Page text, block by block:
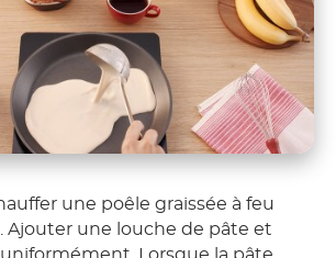
une poêle graissée à feu
Ajouter une louche de pâte et